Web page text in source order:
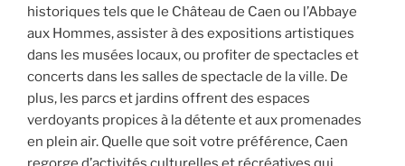
historiques tels que le Château de Caen ou l’Abbaye
aux Hommes, assister à des expositions artistiques
dans les musées locaux, ou profiter de spectacles et
concerts dans les salles de spectacle de la ville. De
plus, les parcs et jardins offrent des espaces
verdoyants propices à la détente et aux promenades
en plein air. Quelle que soit votre préférence, Caen